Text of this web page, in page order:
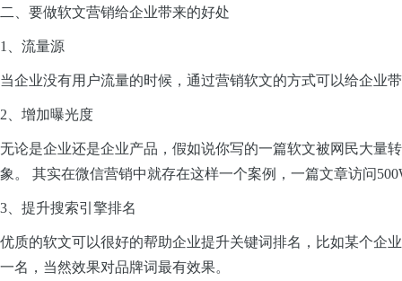
二、要做软文营销给企业带来的好处
1、流量源
当企业没有用户流量的时候，通过营销软文的方式可以给企业
2、增加曝光度
无论是企业还是企业产品，假如说你写的一篇软文被网民大量
象。 其实在微信营销中就存在这样一个案例，一篇文章访问
3、提升搜索引擎排名
优质的软文可以很好的帮助企业提升关键词排名，比如某个企
一名，当然效果对品牌词最有效果。